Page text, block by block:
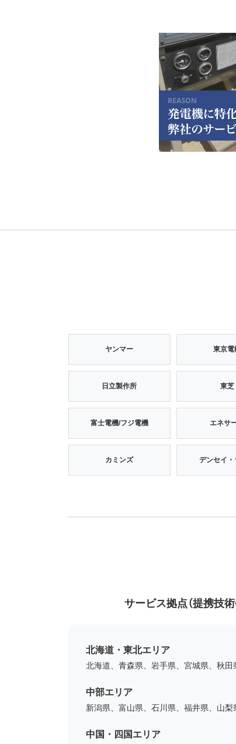
ヤンマー 東京電
日立製作所 東芝
富士電機/フジ電機 エネサ
カミンズ デンセイ
サービス拠点（提携技術
北海道・東北エリア
北海道、青森県、岩手県、宮城県、秋田
中部エリア
新潟県、富山県、石川県、福井県、山
中国・四国エリア